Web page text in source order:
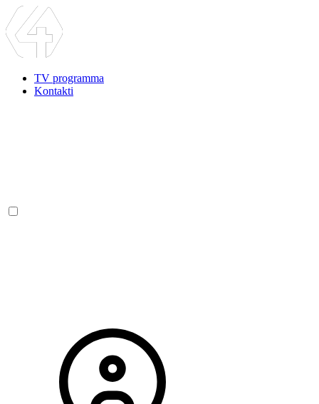
TV programma
Kontakti